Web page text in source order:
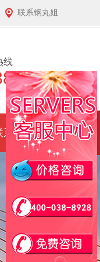
联系钢丸姐
线
8928
系我们